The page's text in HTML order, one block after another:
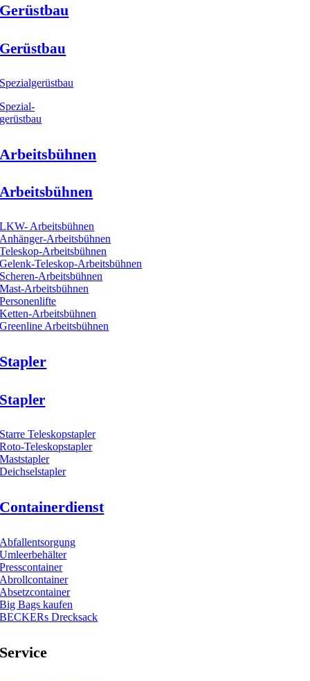
Gerüstbau
Gerüstbau
Spezialgerüstbau
Spezial-
gerüstbau
Arbeitsbühnen
Arbeitsbühnen
LKW- Arbeitsbühnen
Anhänger-Arbeitsbühnen
Teleskop-Arbeitsbühnen
Gelenk-Teleskop-Arbeitsbühnen
Scheren-Arbeitsbühnen
Mast-Arbeitsbühnen
Personenlifte
Ketten-Arbeitsbühnen
Greenline Arbeitsbühnen
Stapler
Stapler
Starre Teleskopstapler
Roto-Teleskopstapler
Maststapler
Deichselstapler
Containerdienst
Abfallentsorgung
Umleerbehälter
Presscontainer
Abrollcontainer
Absetzcontainer
Big Bags kaufen
BECKERs Drecksack
Service